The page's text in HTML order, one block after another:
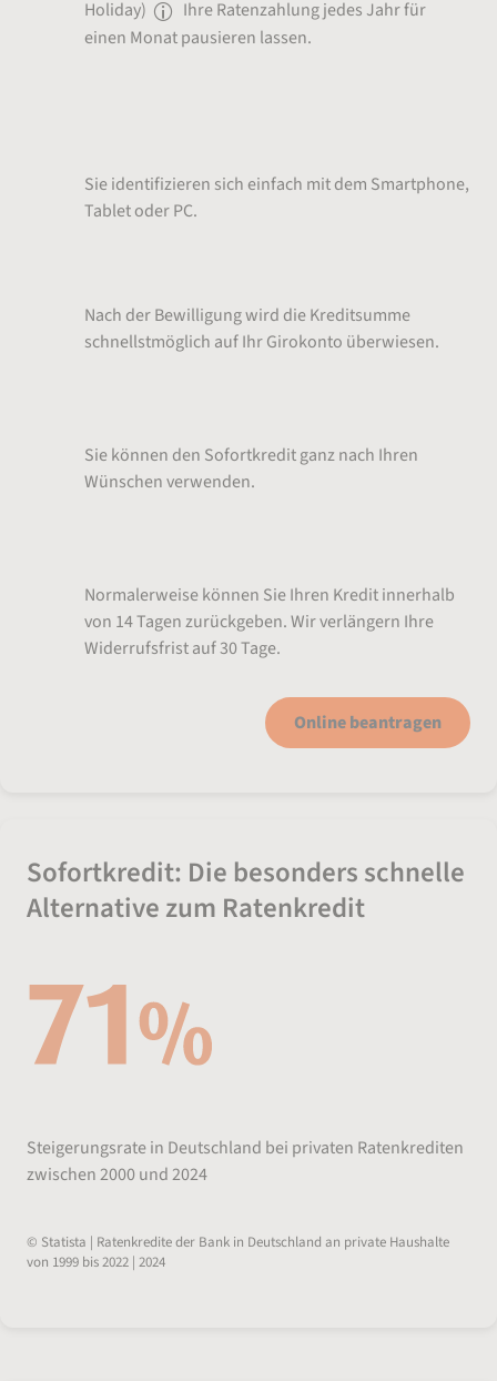
Holiday)
Ihre Ratenzahlung jedes Jahr für
einen Monat pausieren lassen.
Sie identifizieren sich einfach mit dem Smartphone,
Tablet oder PC.
Nach der Bewilligung wird die Kreditsumme
schnellstmöglich auf Ihr Girokonto überwiesen.
Sie können den Sofortkredit ganz nach Ihren
Wünschen verwenden.
Normalerweise können Sie Ihren Kredit innerhalb
von 14 Tagen zurückgeben. Wir verlängern Ihre
Widerrufsfrist auf 30 Tage.
Online beantragen
Sofortkredit: Die besonders schnelle
Alternative zum Ratenkredit
Steigerungsrate in Deutschland bei privaten Ratenkrediten
zwischen 2000 und 2024
© Statista | Ratenkredite der Bank in Deutschland an private Haushalte
von 1999 bis 2022 | 2024